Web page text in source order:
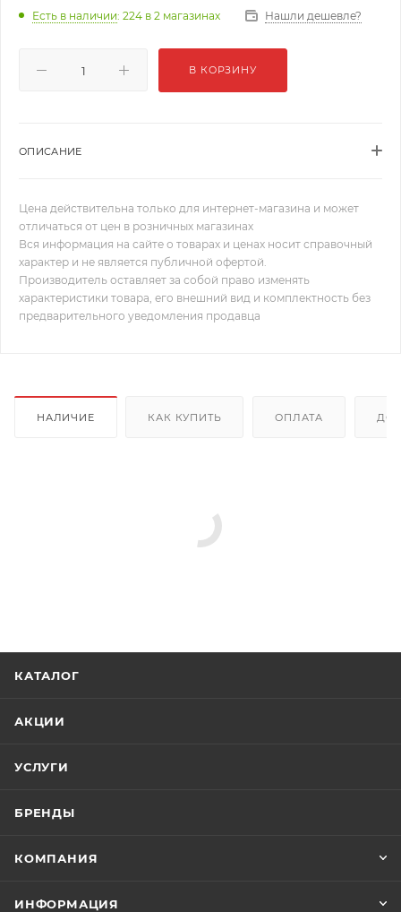
Есть в наличии: 224 в 2 магазинах Нашли дешевле?
В КОРЗИНУ
ОПИСАНИЕ
Цена действительна только для интернет-магазина и может
отличаться от цен в розничных магазинах
Вся информация на сайте о товарах и ценах носит справочный
характер и не является публичной офертой.
Производитель оставляет за собой право изменять
характеристики товара, его внешний вид и комплектность без
предварительного уведомления продавца
НАЛИЧИЕ КАК КУПИТЬ ОПЛАТА
КАТАЛОГ
АКЦИИ
УСЛУГИ
БРЕНДЫ
КОМПАНИЯ
ИНФОРМАЦИЯ